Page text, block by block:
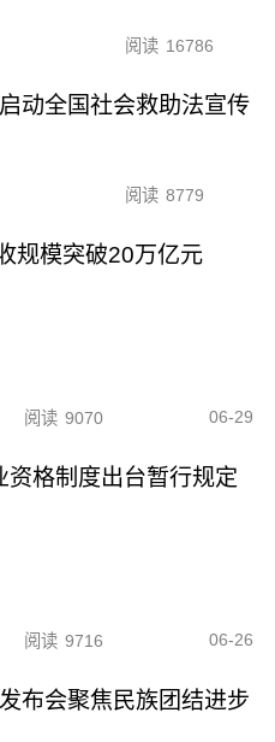
阅读 16786
动全国社会救助法宣传
阅读 8779
规模突破20万亿元
阅读 9070 06-29
资格制度出台暂行规定
阅读 9716 06-26
布会聚焦民族团结进步